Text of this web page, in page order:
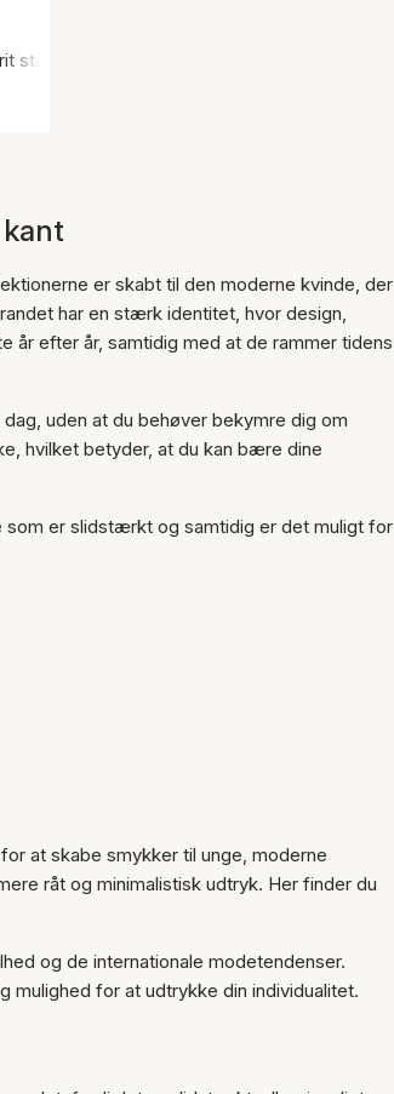
stål
er skabt til den moderne kvinde, der
har en stærk identitet, hvor design,
år efter år, samtidig med at de rammer tidens
uden at du behøver bekymre dig om
hvilket betyder, at du kan bære dine
er slidstærkt og samtidig er det muligt for
at skabe smykker til unge, moderne
råt og minimalistisk udtryk. Her finder du
og de internationale modetendenser.
mulighed for at udtrykke din individualitet.